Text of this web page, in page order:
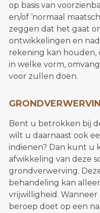
op basis van
en/of ‘normaal
zeggen dat het gaat
ontwikkelingen en
rekening kan houden,
in welke vorm,
voor zullen doen.
Bent u betrokken bij
wilt u daarnaast ook
indienen? Dan kunt u
afwikkeling van deze
grondverwerving.
behandeling kan
vrijwilligheid.
beroep doet op een